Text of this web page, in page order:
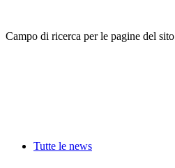
Campo di ricerca per le pagine del sito
Tutte le news